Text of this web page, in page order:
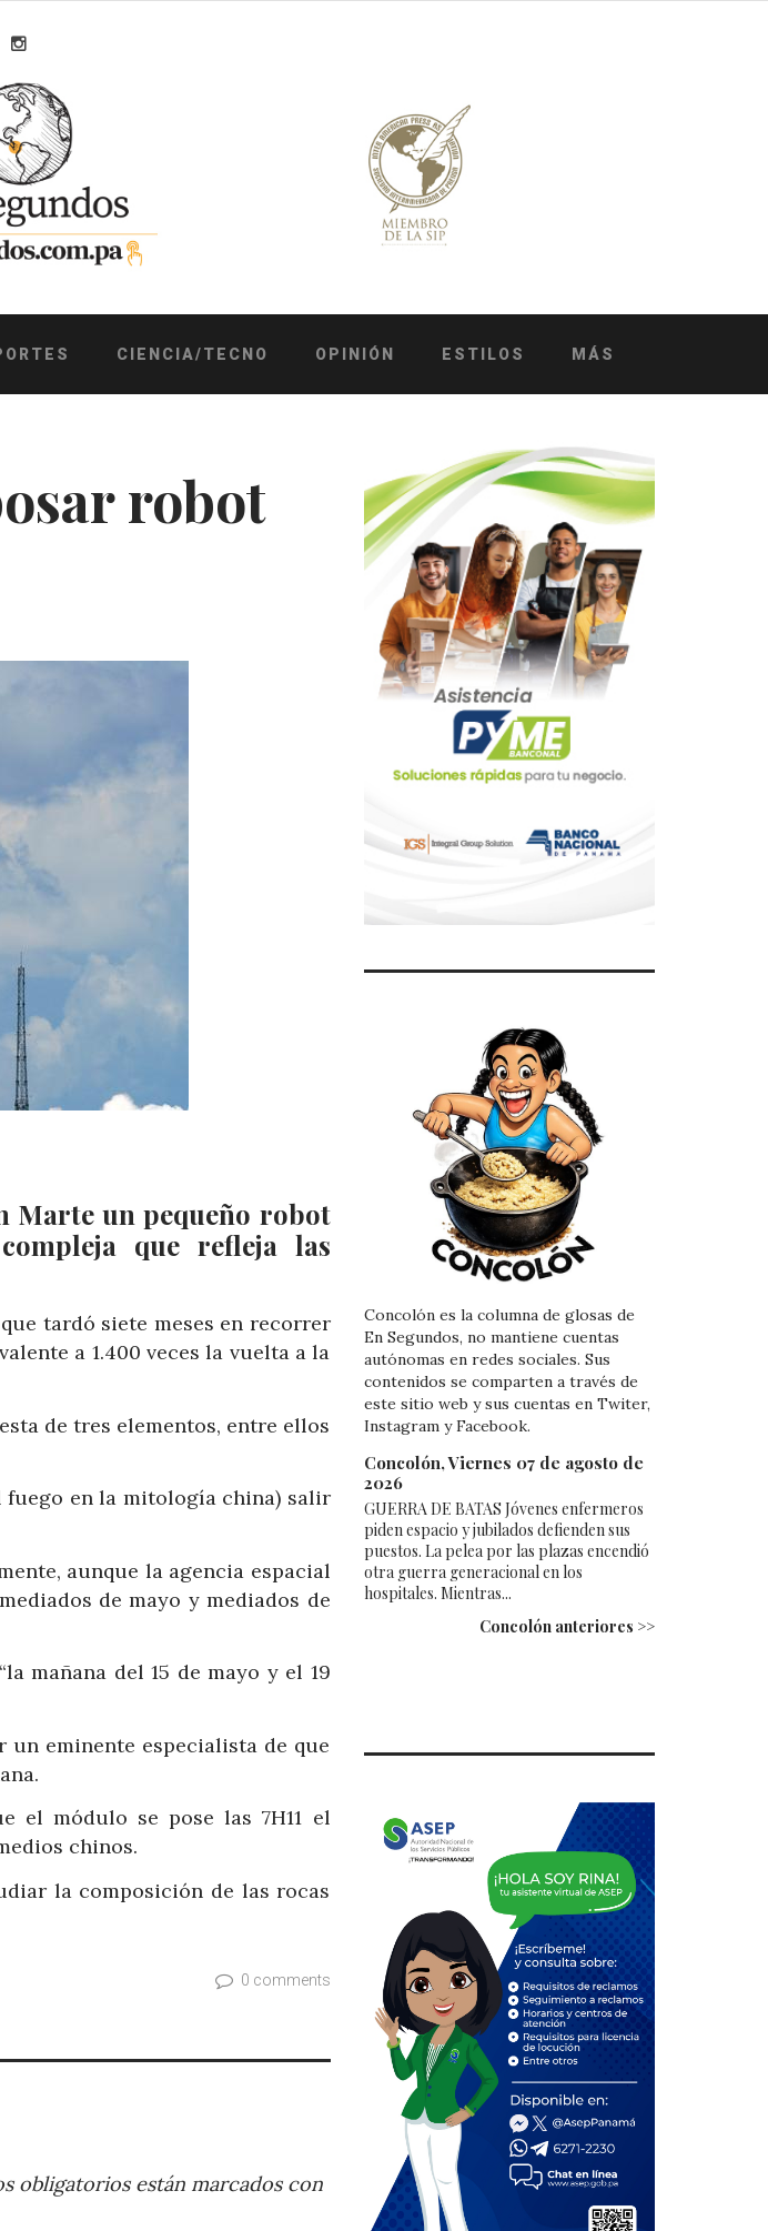
Instagram
CIENCIA/TECNO OPINIÓN ESTILOS MÁS
robot
Marte un pequeño robot
que refleja las
tardó siete meses en recorrer
a 1.400 veces la vuelta a la
de tres elementos, entre ellos
en la mitología china) salir
aunque la agencia espacial
de mayo y mediados de
mañana del 15 de mayo y el 19
eminente especialista de que
el módulo se pose las 7H11 el
chinos.
la composición de las rocas
0 comments
obligatorios están marcados con
Concolón es la columna de glosas de
En Segundos, no mantiene cuentas
autónomas en redes sociales. Sus
contenidos se comparten a través de
este sitio web y sus cuentas en Twiter,
Instagram y Facebook.
Concolón, Viernes 07 de agosto de
2026
GUERRA DE BATAS Jóvenes enfermeros
piden espacio y jubilados defienden sus
puestos. La pelea por las plazas encendió
otra guerra generacional en los
hospitales. Mientras...
Concolón anteriores >>